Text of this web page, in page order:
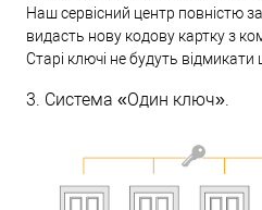
Наш сервісний центр повністю
видасть нову кодову картку з
Старі ключі не будуть відмикати
3. Система «Один ключ».